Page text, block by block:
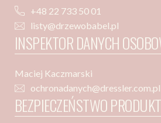
+48 22 733 50 01
listy@drzewobabel.pl
INSPEKTOR DANYCH
Maciej Kaczmarski
ochronadanych@dressler.com.pl
BEZPIECZEŃSTWO